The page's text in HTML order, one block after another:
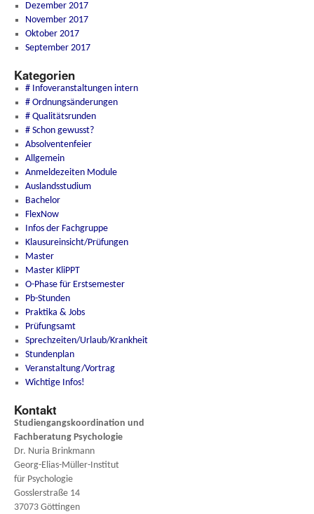
Dezember 2017
November 2017
Oktober 2017
September 2017
Kategorien
# Infoveranstaltungen intern
# Ordnungsänderungen
# Qualitätsrunden
# Schon gewusst?
Absolventenfeier
Allgemein
Anmeldezeiten Module
Auslandsstudium
Bachelor
FlexNow
Infos der Fachgruppe
Klausureinsicht/Prüfungen
Master
Master KliPPT
O-Phase für Erstsemester
Pb-Stunden
Praktika & Jobs
Prüfungsamt
Sprechzeiten/Urlaub/Krankheit
Stundenplan
Veranstaltung/Vortrag
Wichtige Infos!
Kontakt
Studiengangskoordination und
Fachberatung Psychologie
Dr. Nuria Brinkmann
Georg-Elias-Müller-Institut
für Psychologie
Gosslerstraße 14
37073 Göttingen